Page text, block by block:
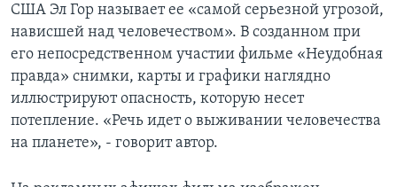
ДЕТАЛИ
АМЕРИКА. БОЛЬШОЕ ПУТЕШЕСТВИЕ
АМЕРИКАНСКИЕ ГОРОДКИ
УЧИМ АНГЛИЙСКИЙ
ВИДЕО
ПОДПИСКА НА НОВОСТИ
Learning English
США Эл Гор называет ее «самой серьезной угрозой,
нависшей над человечеством». В созданном при
его непосредственном участии фильме «Неудобная
правда» снимки, карты и графики наглядно
иллюстрируют опасность, которую несет
потепление. «Речь идет о выживании человечества
на планете», - говорит автор.